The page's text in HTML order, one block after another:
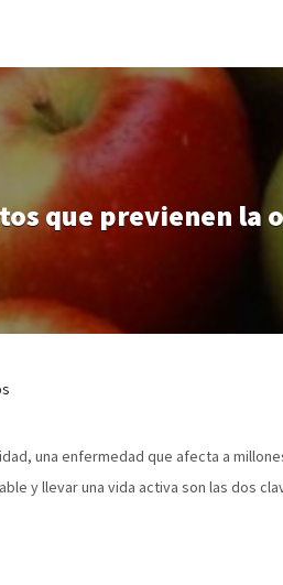
que previenen la
una enfermedad que afecta a
y llevar una vida activa son las dos